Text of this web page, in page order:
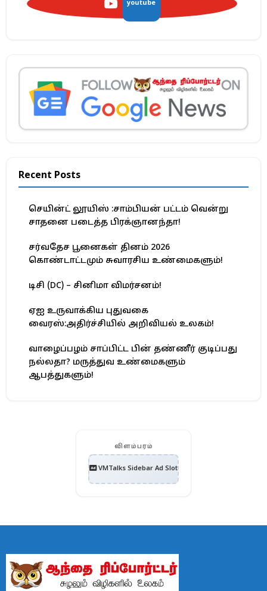
youtube
Recent Posts
செயின்ட் லூயிஸ் :சாம்பியன் பட்டம் வென்று
சாதனை படைத்த பிரக்ஞானந்தா!
சர்வதேச பூனைகள் தினம் 2026
கொண்டாட்டமும் சுவாரசிய உண்மைகளும்!
டிசி (DC) – சினிமா விமர்சனம்!
ஏஐ உருவாக்கிய புதுவகை
வைரஸ்:அதிர்ச்சியில் அறிவியல் உலகம்!
வாழைப்பழம் சாப்பிட்ட பின் தண்ணீர் குடிப்பது
நல்லதா? மருத்துவ உண்மைகளும்
ஆபத்துகளும்!
விளம்பரம்
VMTalks Sidebar Ad Slot